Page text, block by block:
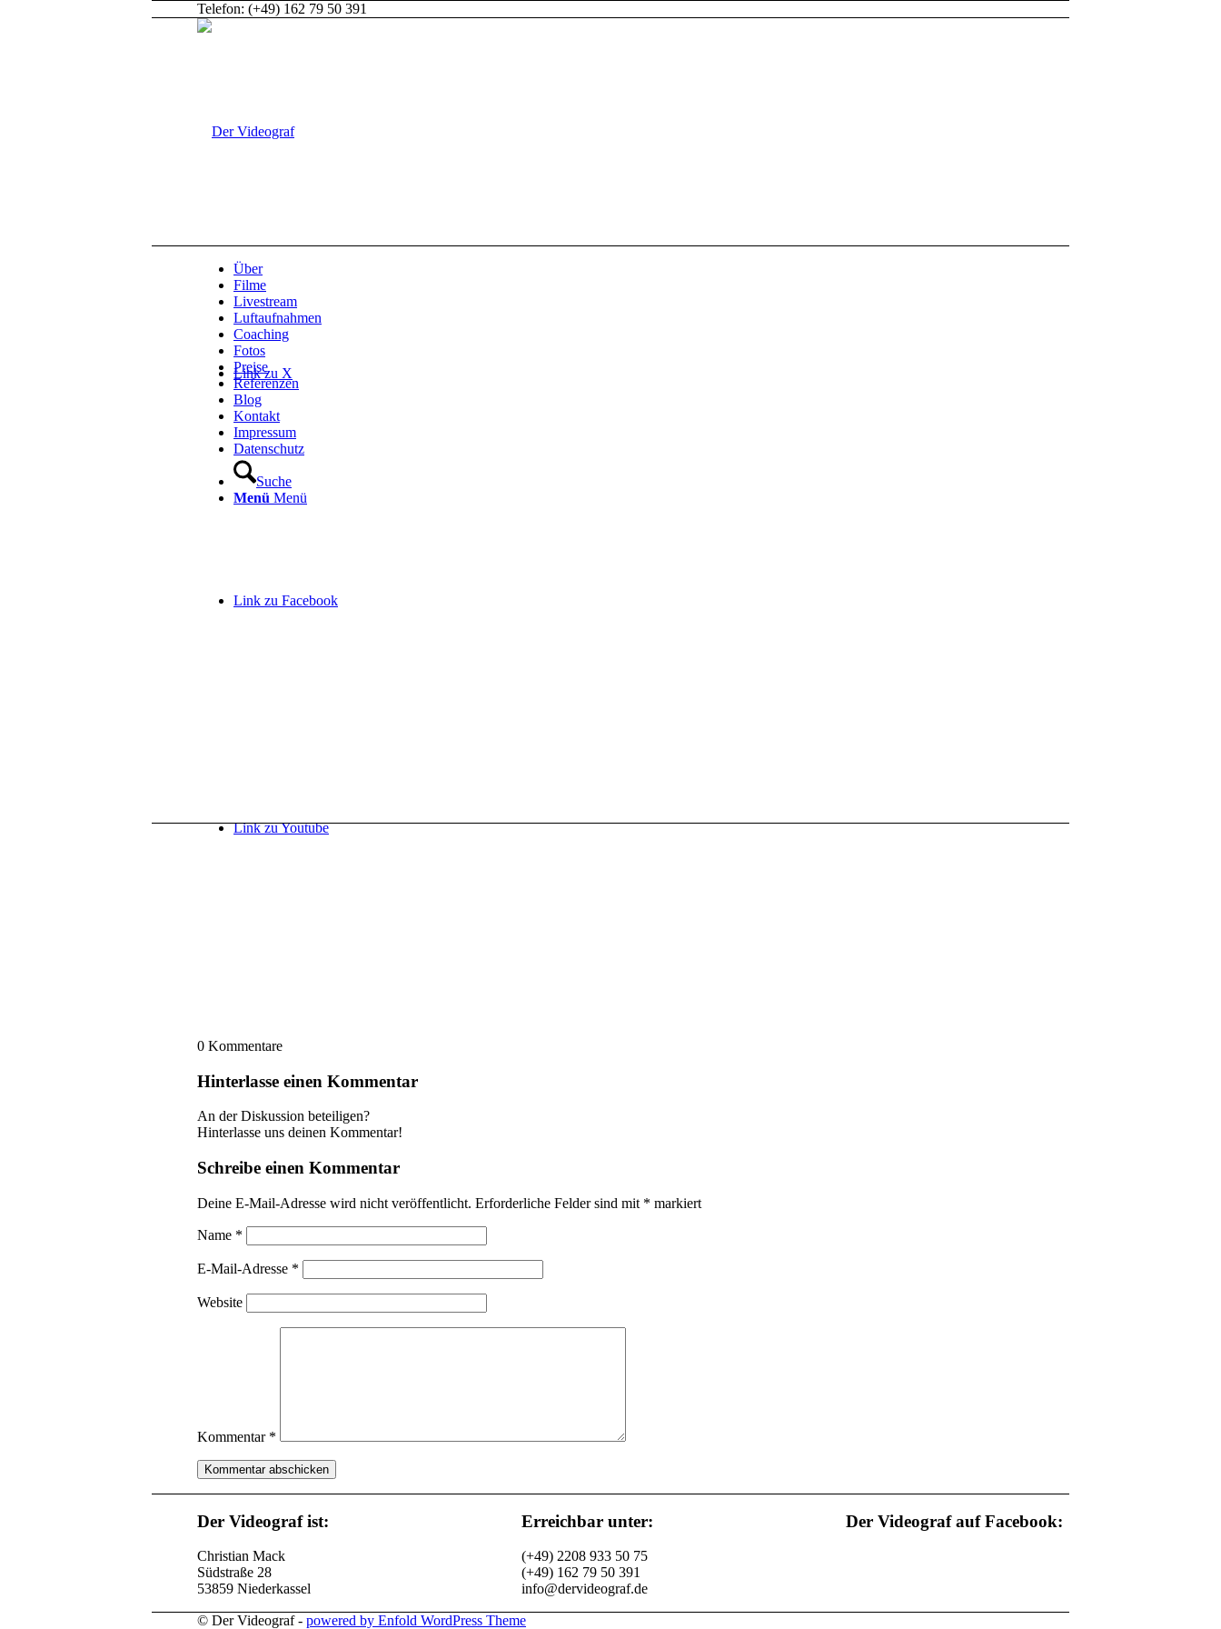
Telefon: (+49) 162 79 50 391
Link zu X
Link zu Facebook
Link zu Youtube
Über
Filme
Livestream
Luftaufnahmen
Coaching
Fotos
Preise
Referenzen
Blog
Kontakt
Impressum
Datenschutz
Suche
Menü Menü
0 Kommentare
Hinterlasse einen Kommentar
An der Diskussion beteiligen?
Hinterlasse uns deinen Kommentar!
Schreibe einen Kommentar
Deine E-Mail-Adresse wird nicht veröffentlicht. Erforderliche Felder sind mit * markiert
Name *
E-Mail-Adresse *
Website
Kommentar *
Der Videograf ist:
Christian Mack
Südstraße 28
53859 Niederkassel
Erreichbar unter:
(+49) 2208 933 50 75
(+49) 162 79 50 391
info@dervideograf.de
Der Videograf auf Facebook:
© Der Videograf - powered by Enfold WordPress Theme